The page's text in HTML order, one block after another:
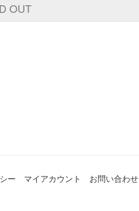
OUT
ー マイアカウント
お問い合わせ